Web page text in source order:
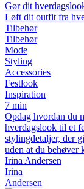
Gør dit
Løft dit outfit fra
Tilbehør
Tilbehør
Mode
Styling
Accessories
Festlook
Inspiration
7 min
Opdag hvordan du
hverdagslook til et
stylingdetaljer, der
uden at du behøver
Irina Andersen
Irina
Andersen